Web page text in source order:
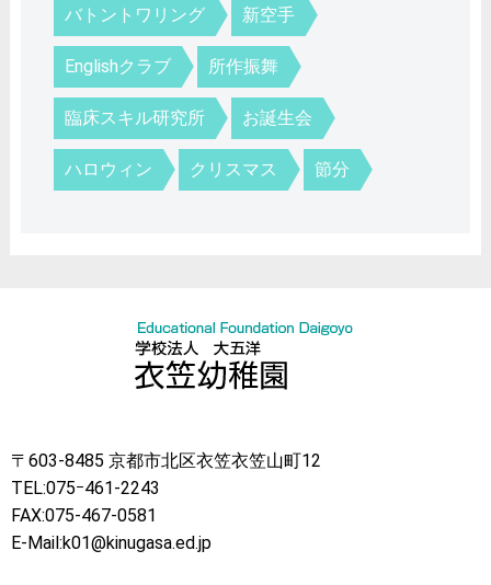
バトントワリング 新空手
Englishクラブ 所作振舞
臨床スキル研究所 お誕生会
ハロウィン クリスマス 節分
〒603-8485 京都市北区衣笠衣笠山町12
TEL:075ｰ461-2243
FAX:075-467-0581
E-Mail:k01@kinugasa.ed.jp